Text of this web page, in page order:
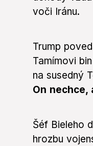
voči Iránu.
Trump
Tamímovi
na susedný
On nechce,
Šéf Bieleho
hrozbu